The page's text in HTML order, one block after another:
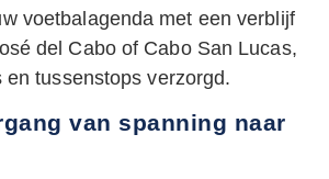
voetbalagenda met een verblijf
del Cabo of Cabo San Lucas,
en tussenstops verzorgd.
van spanning naar